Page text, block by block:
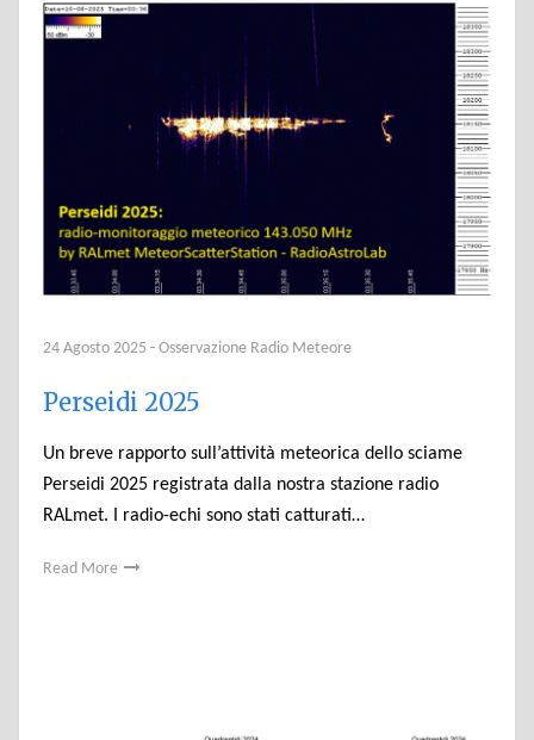
24 Agosto 2025 - Osservazione Radio Meteore
Perseidi 2025
Un breve rapporto sull’attività meteorica dello sciame
Perseidi 2025 registrata dalla nostra stazione radio
RALmet. I radio-echi sono stati catturati…
Read More